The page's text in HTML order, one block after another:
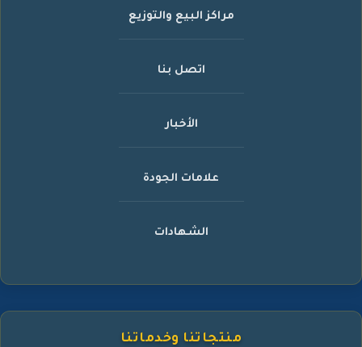
مراكز البيع والتوزيع
اتصل بنا
الأخبار
علامات الجودة
الشهادات
منتجاتنا وخدماتنا